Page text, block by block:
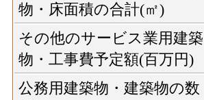
物・床面積の合計(㎡)
その他のサービス業用建築
物・工事費予定額(百万円)
公務用建築物・建築物の数